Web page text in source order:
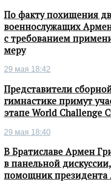
По факту похищения
военнослужащих
с требованием
меру
29 мая 18:42
Представители
гимнастике примут
этапе World Challenge
29 мая 18:40
В Братиславе Армен
в панельной
помощник президента